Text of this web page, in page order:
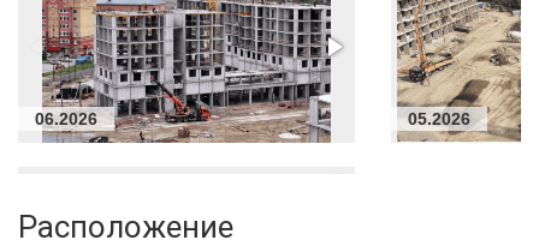
06.2026 05.2026
Расположение